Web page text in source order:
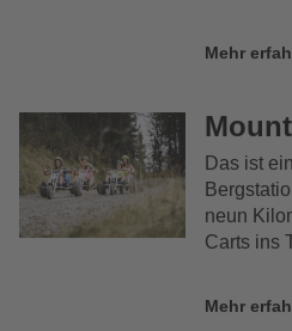
Mehr
Das ist
neun
Carts ins
Mehr